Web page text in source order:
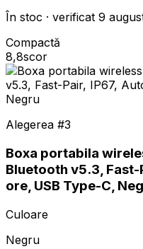
În stoc · verificat 9
Compactă
8,8scor
Alegerea #3
Boxa portabila
Bluetooth v5.3, Fast-
ore, USB Type-C,
Culoare
Negru